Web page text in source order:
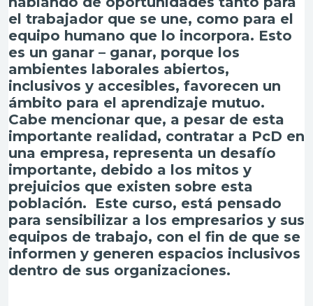
el trabajador que se une, como para el
equipo humano que lo incorpora. Esto
es un ganar – ganar, porque los
ambientes laborales abiertos,
inclusivos y accesibles, favorecen un
ámbito para el aprendizaje mutuo.
Cabe mencionar que, a pesar de esta
importante realidad, contratar a PcD en
una empresa, representa un desafío
importante, debido a los mitos y
prejuicios que existen sobre esta
población. Este curso, está pensado
para sensibilizar a los empresarios y sus
equipos de trabajo, con el fin de que se
informen y generen espacios inclusivos
dentro de sus organizaciones.